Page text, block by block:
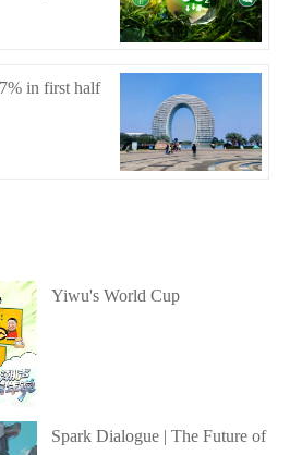
in first half
Yiwu's World Cup
Spark Dialogue | The Future of